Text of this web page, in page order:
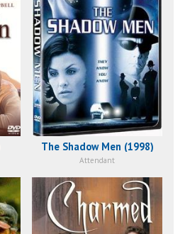
The Shadow Men (1998)
Attendant